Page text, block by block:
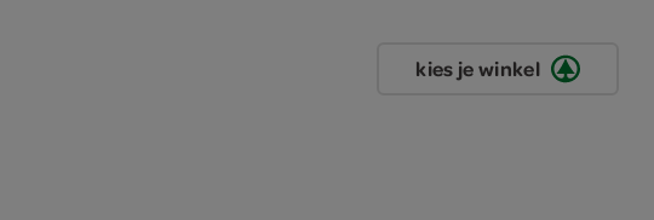
kies je winkel